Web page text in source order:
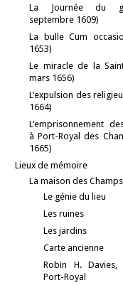
La Journée du
septembre 1609)
La bulle Cum
1653)
Le miracle de la
mars 1656)
L’expulsion des
1664)
L’emprisonnement
à Port-Royal des
1665)
Lieux de mémoire
La maison des Champs
Le génie du lieu
Les ruines
Les jardins
Carte ancienne
Robin H. Davies,
Port-Royal